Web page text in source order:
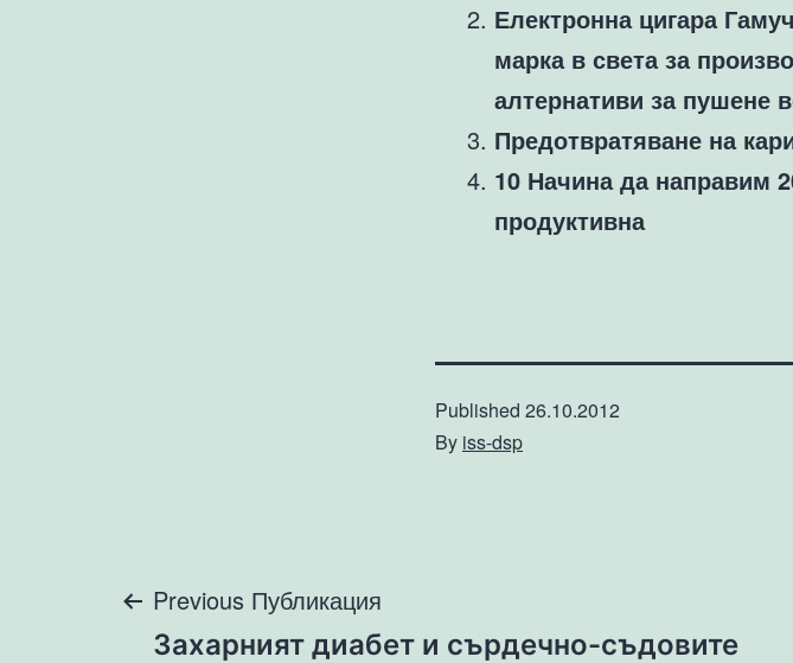
Електронна цигара
марка в света за
алтернативи за пушене
Предотвратяване на
10 Начина да направим
продуктивна
Published 26.10.2012
By iss-dsp
Навигация
Previous Публикация
Захарният диабет и сърдечно-съдовите